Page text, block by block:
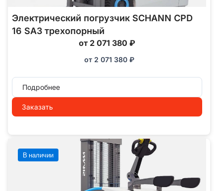
Электрический погрузчик SCHANN CPD
16 SA3 трехопорный
от 2 071 380 ₽
от 2 071 380 ₽
Подробнее
Заказать
В наличии